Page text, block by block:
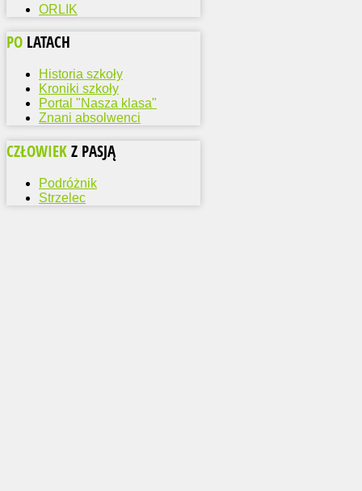
ORLIK
PO LATACH
Historia szkoły
Kroniki szkoły
Portal "Nasza klasa"
Znani absolwenci
CZŁOWIEK Z PASJĄ
Podróżnik
Strzelec